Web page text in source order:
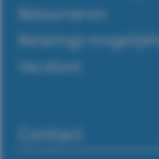
Retourneren
Betalings-
Vacature
Contact